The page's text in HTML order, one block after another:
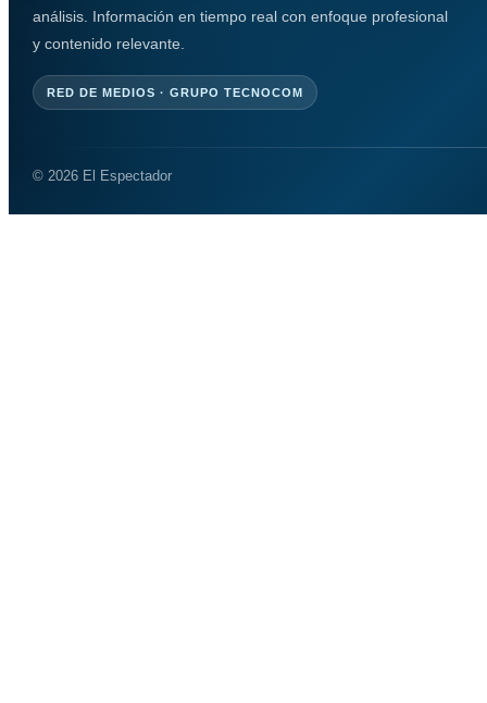
análisis. Información en tiempo real con enfoque profesional
y contenido relevante.
RED DE MEDIOS · GRUPO TECNOCOM
© 2026 El Espectador